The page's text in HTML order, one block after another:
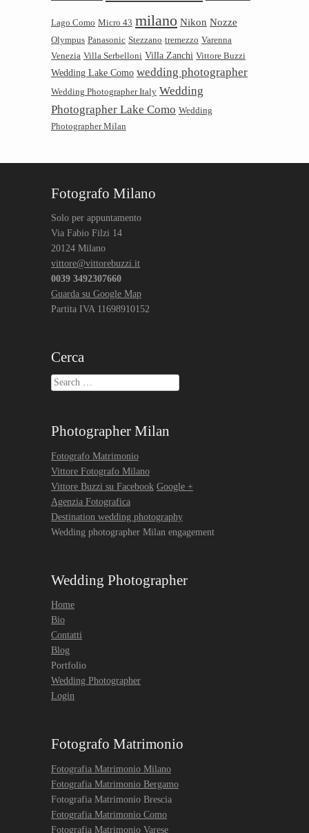
Lago Como Micro 43 milano Nikon Nozze
Olympus Panasonic Stezzano tremezzo Varenna
Venezia Villa Serbelloni Villa Zanchi Vittore Buzzi
Wedding Lake Como wedding photographer
Wedding Photographer Italy Wedding
Photographer Lake Como Wedding
Photographer Milan
Fotografo Milano
Solo per appuntamento
Via Fabio Filzi 14
20124 Milano
vittore@vittorebuzzi.it
0039 3492307660
Guarda su Google Map
Partita IVA 11698910152
Cerca
Search
Photographer Milan
Fotografo Matrimonio
Vittore Fotografo Milano
Vittore Buzzi su Facebook Google +
Agenzia Fotografica
Destination wedding photography
Wedding photographer Milan engagement
Wedding Photographer
Home
Bio
Contatti
Blog
Portfolio
Wedding Photographer
Login
Fotografo Matrimonio
Fotografia Matrimonio Milano
Fotografia Matrimonio Bergamo
Fotografia Matrimonio Brescia
Fotografia Matrimonio Como
Fotografia Matrimonio Varese